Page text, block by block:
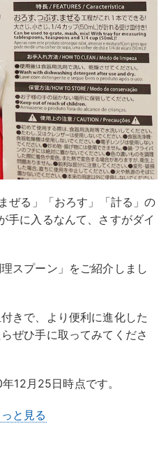
ぜる」「おろす」「計る」の
手に入るなんて、さすがダイ
スプーン」をご紹介しまし
きで、より便利に進化した
ぜひ手に取ってみてくださ
12月25日時点です。
と見る